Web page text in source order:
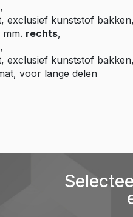
exclusief kunststof bakken,
rechts,
exclusief kunststof bakken,
voor lange delen